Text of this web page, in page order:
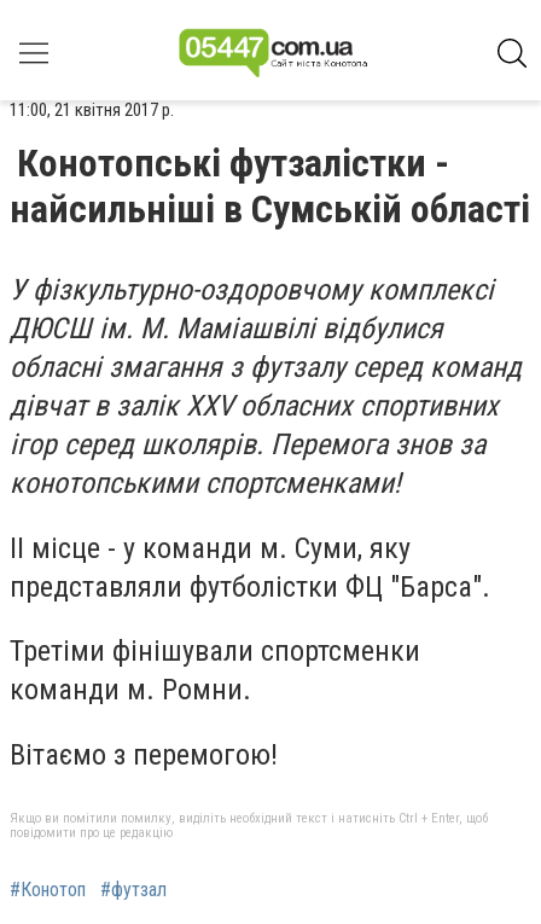
11:00, 21 квітня 2017 р.
Конотопські футзалістки -
найсильніші в Сумській області
У фізкультурно-оздоровчому комплексі
ДЮСШ ім. М. Маміашвілі відбулися
обласні​ змагання з футзалу серед команд
дівчат в залік ХХV обласних спортивних
ігор серед школярів. Перемога знов за
конотопськими спортсменками!
ІІ місце - у команди м. Суми, яку
представляли футболістки ФЦ "Барса".
Третіми фінішували спортсменки
команди м. Ромни.
Вітаємо з перемогою!
Якщо ви помітили помилку, виділіть необхідний текст і натисніть Ctrl + Enter, щоб
повідомити про це редакцію
#Конотоп #футзал